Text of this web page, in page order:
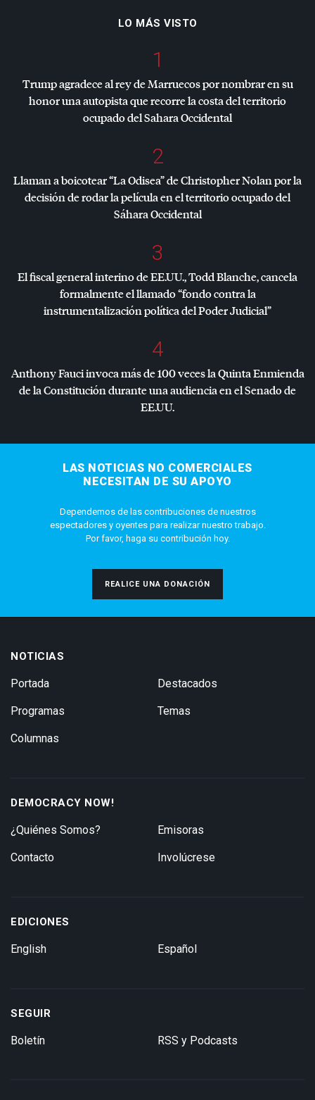
LO MÁS VISTO
1
Trump agradece al rey de Marruecos por nombrar en su
honor una autopista que recorre la costa del territorio
ocupado del Sahara Occidental
2
Llaman a boicotear “La Odisea” de Christopher Nolan por la
decisión de rodar la película en el territorio ocupado del
Sáhara Occidental
3
El fiscal general interino de EE.UU., Todd Blanche, cancela
formalmente el llamado “fondo contra la
instrumentalización política del Poder Judicial”
4
Anthony Fauci invoca más de 100 veces la Quinta Enmienda
de la Constitución durante una audiencia en el Senado de
EE.UU.
LAS NOTICIAS NO COMERCIALES
NECESITAN DE SU APOYO
Dependemos de las contribuciones de nuestros
espectadores y oyentes para realizar nuestro trabajo.
Por favor, haga su contribución hoy.
REALICE UNA DONACIÓN
NOTICIAS
Portada
Programas
Columnas
Destacados
Temas
DEMOCRACY NOW!
¿Quiénes Somos?
Contacto
Emisoras
Involúcrese
EDICIONES
English Español
SEGUIR
Boletín RSS y Podcasts